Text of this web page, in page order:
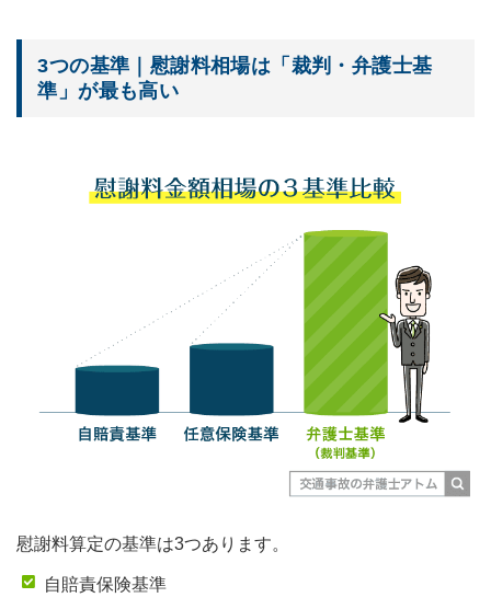
3つの基準｜慰謝料相場は「裁判・弁護士基
準」が最も高い
慰謝料算定の基準は3つあります。
自賠責保険基準